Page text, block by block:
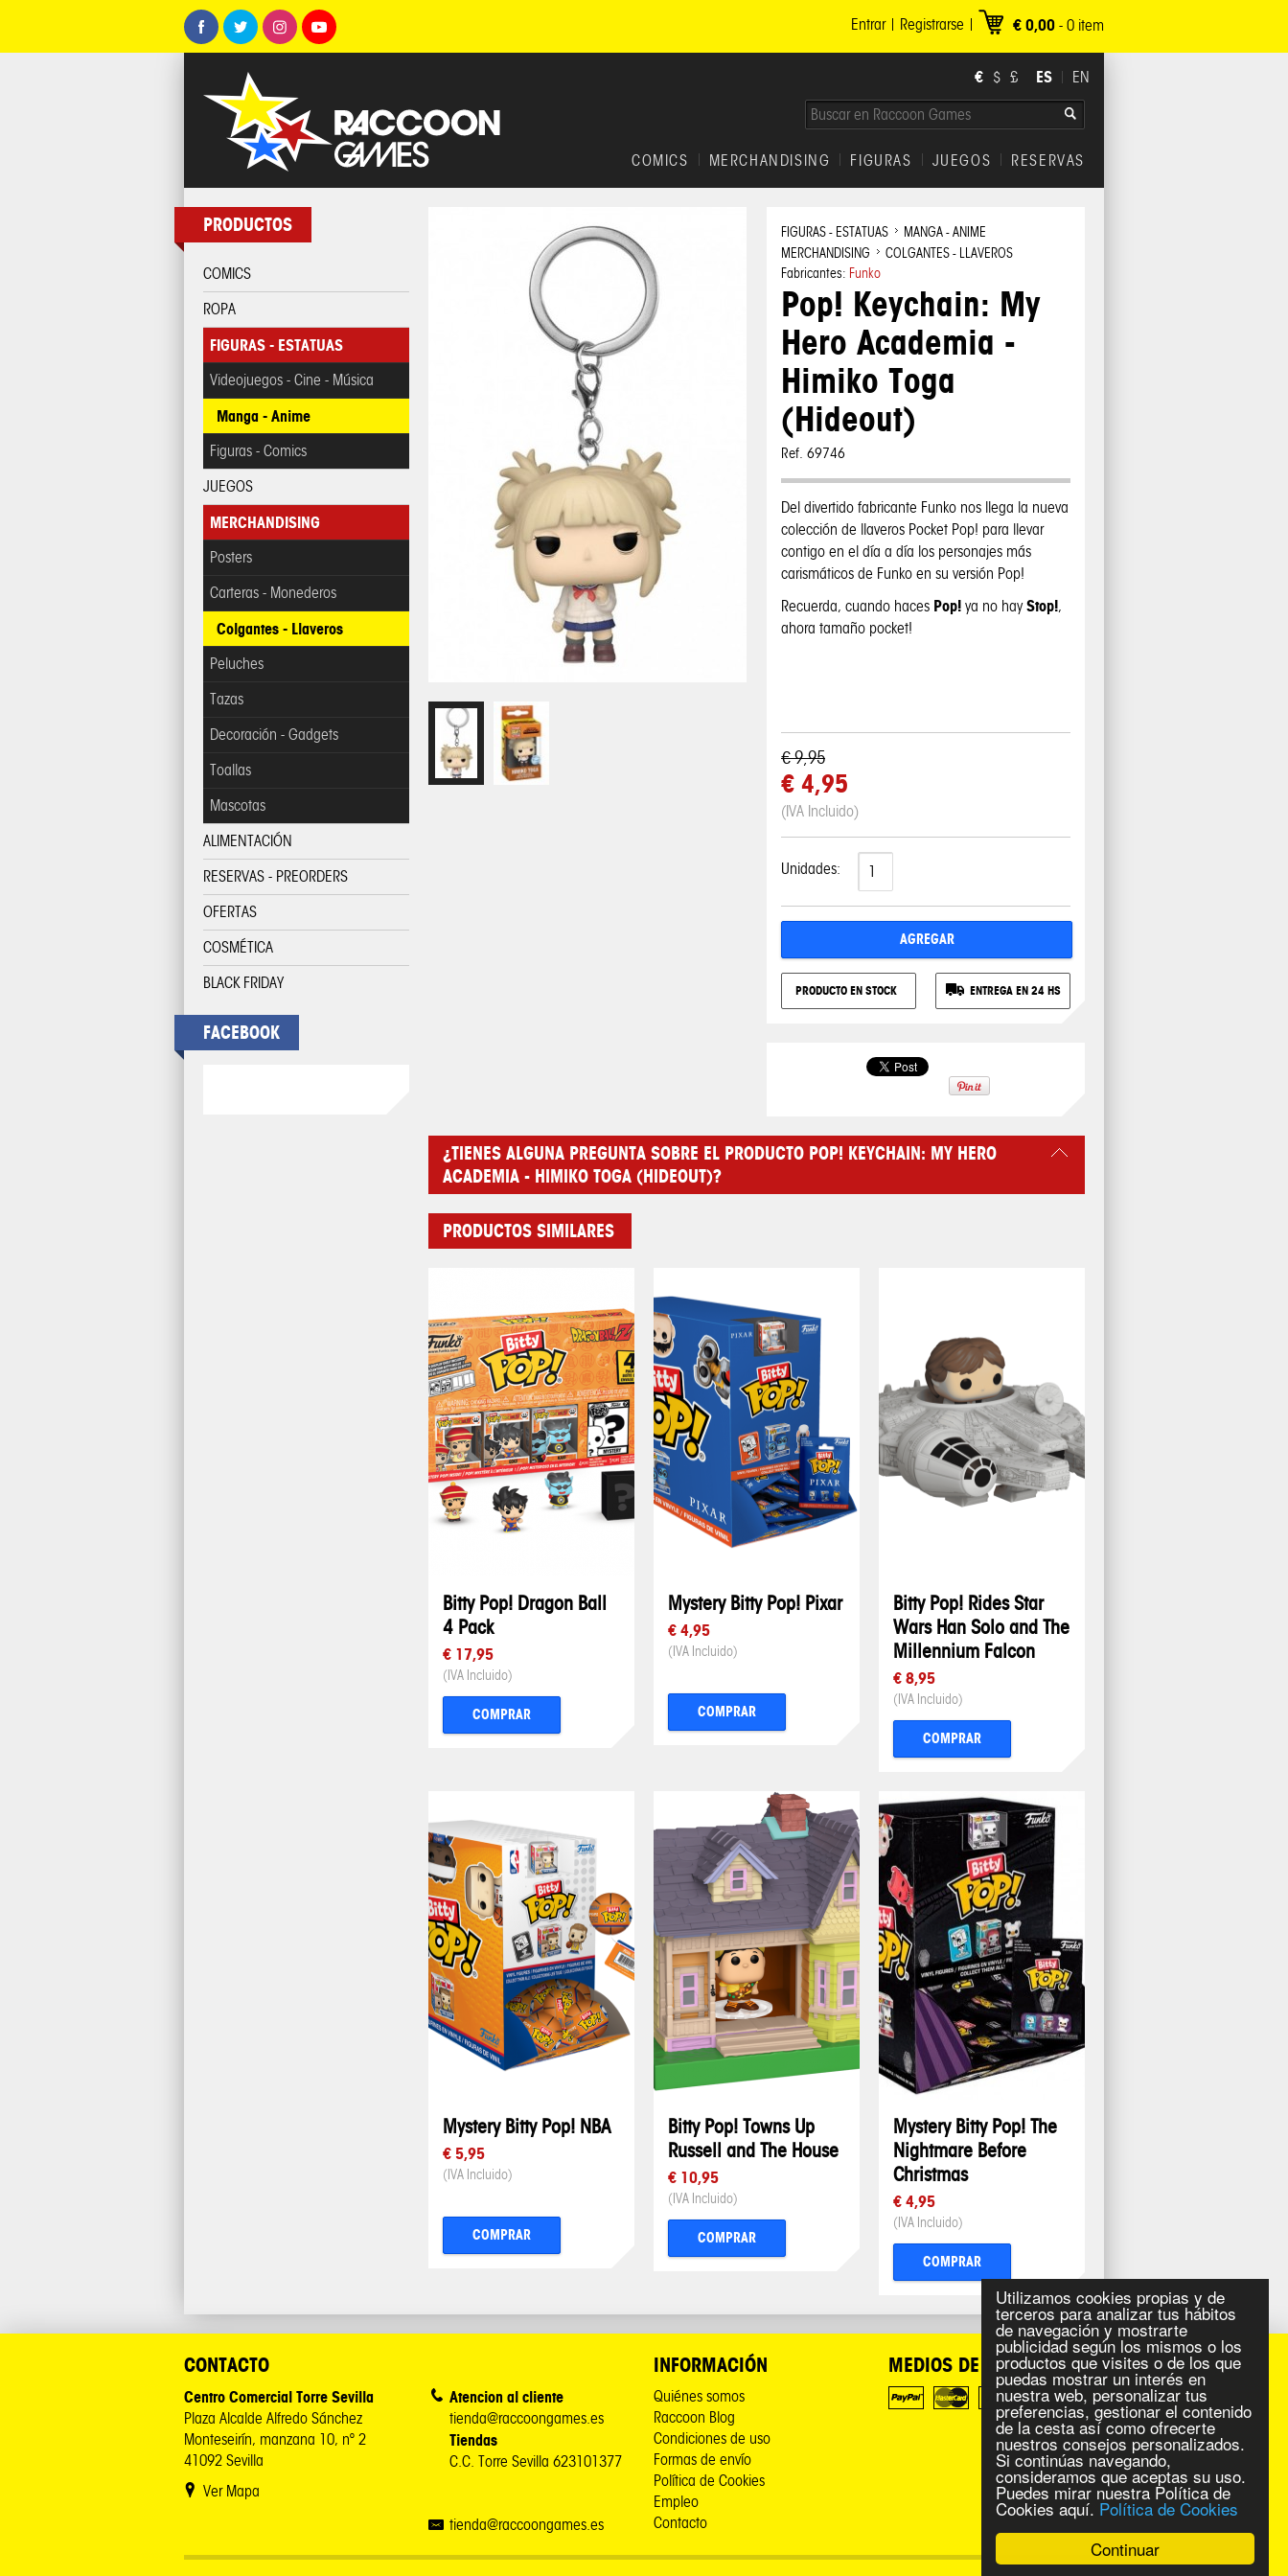
Continuar
Utilizamos cookies propias y de
terceros para analizar tus hábitos
de navegación y mostrarte
publicidad según los mismos o los
productos que visites o de los que
puedas mostrar un interés en
nuestra web, personalizar tus
preferencias, gestionar el contenido
de la cesta así como ofrecerte
nuestros consejos personalizados.
Si continúas navegando,
consideramos que aceptas su uso.
Puedes mirar nuestra Política de
Cookies aquí. Política de Cookies
€ 0,00 - 0 item
Registrarse
Entrar
€ $ £ ES EN
RESERVAS
JUEGOS
FIGURAS
MERCHANDISING
COMICS
PRODUCTOS
COMICS
ROPA
FIGURAS - ESTATUAS
Videojuegos - Cine - Música
Manga - Anime
Figuras - Comics
JUEGOS
MERCHANDISING
Posters
Carteras - Monederos
Colgantes - Llaveros
Peluches
Tazas
Decoración - Gadgets
Toallas
Mascotas
ALIMENTACIÓN
RESERVAS - PREORDERS
OFERTAS
COSMÉTICA
BLACK FRIDAY
FACEBOOK
FIGURAS - ESTATUAS
MANGA - ANIME
MERCHANDISING
COLGANTES - LLAVEROS
Fabricantes: Funko
Pop! Keychain: My
Hero Academia -
Himiko Toga
(Hideout)
Ref. 69746
Del divertido fabricante Funko nos llega la nueva
colección de llaveros Pocket Pop! para llevar
contigo en el día a día los personajes más
carismáticos de Funko en su versión Pop!
Recuerda, cuando haces Pop! ya no hayStop!,
ahora tamaño pocket!
€ 9,95
€ 4,95
(IVA Incluido)
Unidades:
AGREGAR
PRODUCTO EN STOCK ENTREGA EN 24 HS
¿TIENES ALGUNA PREGUNTA SOBRE EL PRODUCTO POP! KEYCHAIN: MY HERO
ACADEMIA - HIMIKO TOGA (HIDEOUT)?
PRODUCTOS SIMILARES
Bitty Pop! Dragon Ball
4 Pack
€ 17,95
(IVA Incluido)
COMPRAR
Mystery Bitty Pop! Pixar
€ 4,95
(IVA Incluido)
COMPRAR
Bitty Pop! Rides Star
Wars Han Solo and The
Millennium Falcon
€ 8,95
(IVA Incluido)
COMPRAR
Mystery Bitty Pop! NBA
€ 5,95
(IVA Incluido)
COMPRAR
Bitty Pop! Towns Up
Russell and The House
€ 10,95
(IVA Incluido)
COMPRAR
Mystery Bitty Pop! The
Nightmare Before
Christmas
€ 4,95
(IVA Incluido)
COMPRAR
CONTACTO
Centro Comercial Torre Sevilla
Plaza Alcalde Alfredo Sánchez
Monteseirín, manzana 10, nº 2
41092 Sevilla
Ver Mapa
Atencion al cliente
tienda@raccoongames.es
Tiendas
C.C. Torre Sevilla 623101377
tienda@raccoongames.es
INFORMACIÓN
Quiénes somos
Raccoon Blog
Condiciones de uso
Formas de envío
Política de Cookies
Empleo
Contacto
MEDIOS DE PAGO